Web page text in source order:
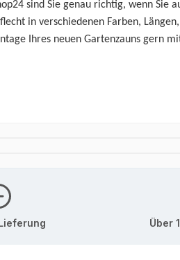
sind Sie genau richtig, wenn Sie
in verschiedenen Farben,
Ihres neuen Gartenzauns gern
Über